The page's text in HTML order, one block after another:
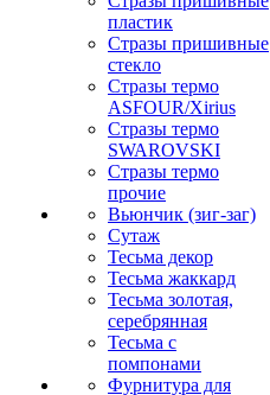
пластик
Стразы пришивные
стекло
Стразы термо
ASFOUR/Xirius
Стразы термо
SWAROVSKI
Стразы термо
прочие
Вьюнчик (зиг-заг)
Сутаж
Тесьма декор
Тесьма жаккард
Тесьма золотая,
серебрянная
Тесьма с
помпонами
Фурнитура для